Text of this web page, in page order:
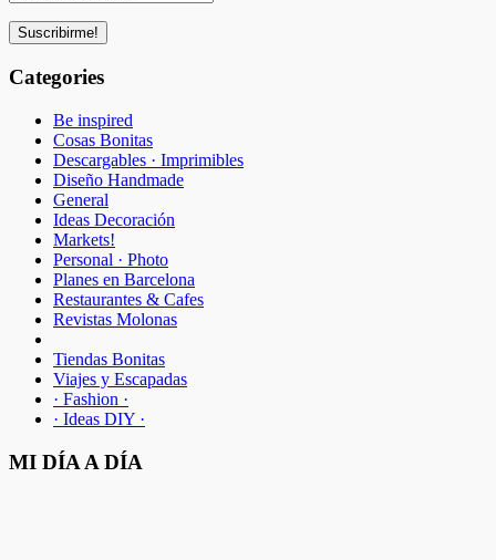
Categories
Be inspired
Cosas Bonitas
Descargables · Imprimibles
Diseño Handmade
General
Ideas Decoración
Markets!
Personal · Photo
Planes en Barcelona
Restaurantes & Cafes
Revistas Molonas
Tiendas Bonitas
Viajes y Escapadas
· Fashion ·
· Ideas DIY ·
MI DÍA A DÍA